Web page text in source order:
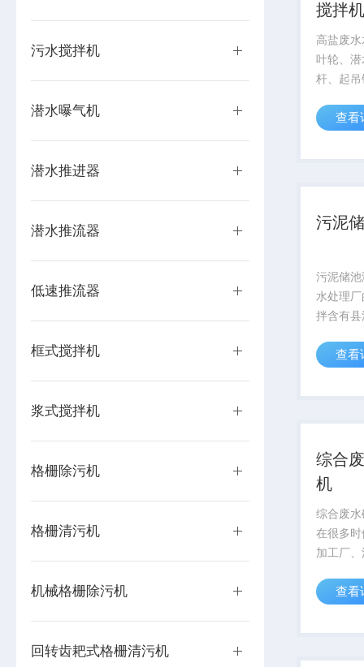
污水搅拌机
潜水曝气机
潜水推进器
潜水推流器
低速推流器
框式搅拌机
浆式搅拌机
格栅除污机
格栅清污机
机械格栅除污机
回转齿耙式格栅清污机
搅拌机
高盐废
叶轮、
杆、起
装置、
查看
污泥
污泥储
水处理
拌含有
流,加强
流程上
查看
综合
机
综合废
在很多
加工厂
拌机顾
加工，
查看